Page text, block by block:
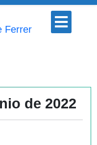
Ferrer
Botón
abrir
de 2022